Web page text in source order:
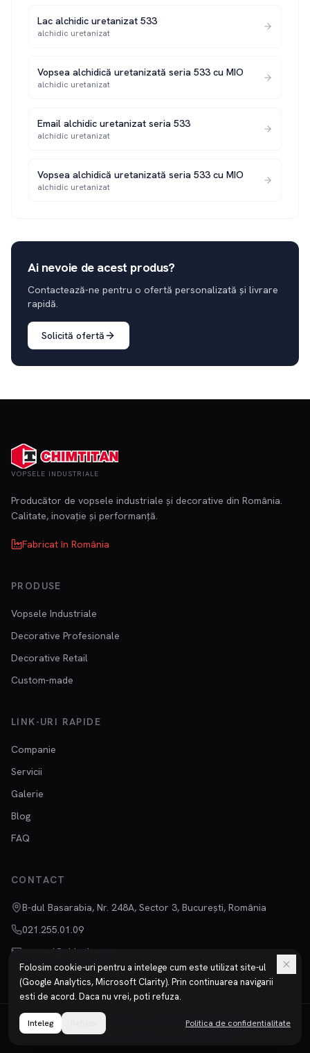
Lac alchidic uretanizat 533
alchidic uretanizat
Vopsea alchidică uretanizată seria 533 cu MIO
alchidic uretanizat
Email alchidic uretanizat seria 533
alchidic uretanizat
Vopsea alchidică uretanizată seria 533 cu MIO
alchidic uretanizat
Ai nevoie de acest produs?
Contactează-ne pentru o ofertă personalizată și livrare
rapidă.
Solicită ofertă
VOPSELE INDUSTRIALE
Producător de vopsele industriale și decorative din România.
Calitate, inovație și performanță.
Fabricat în România
PRODUSE
Vopsele Industriale
Decorative Profesionale
Decorative Retail
Custom-made
LINK-URI RAPIDE
Companie
Servicii
Galerie
Blog
FAQ
CONTACT
B-dul Basarabia, Nr. 248A, Sector 3, București, România
021.255.01.09
vanzari@chimtitan.ro
Toate drepturile rezervate.
Confidentialitate
Folosim cookie-uri pentru a intelege cum este utilizat site-ul
(Google Analytics, Microsoft Clarity). Prin continuarea navigarii
esti de acord. Daca nu vrei, poti refuza.
Inteleg Politica de confidentialitate